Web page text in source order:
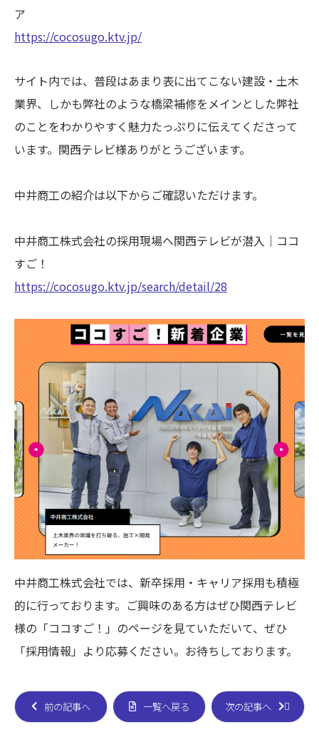
ア
https://cocosugo.ktv.jp/
サイト内では、普段はあまり表に出てこない建設・土木
業界、しかも弊社のような橋梁補修をメインとした弊社
のことをわかりやすく魅力たっぷりに伝えてくださって
います。関西テレビ様ありがとうございます。
中井商工の紹介は以下からご確認いただけます。
中井商工株式会社の採用現場へ関西テレビが潜入｜ココ
すご！
https://cocosugo.ktv.jp/search/detail/28
中井商工株式会社では、新卒採用・キャリア採用も積極
的に行っております。ご興味のある方はぜひ関西テレビ
様の「ココすご！」のページを見ていただいて、ぜひ
「採用情報」より応募ください。お待ちしております。
前の記事へ 一覧へ戻る 次の記事へ